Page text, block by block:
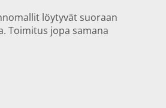
löytyvät suoraan
Toimitus jopa samana